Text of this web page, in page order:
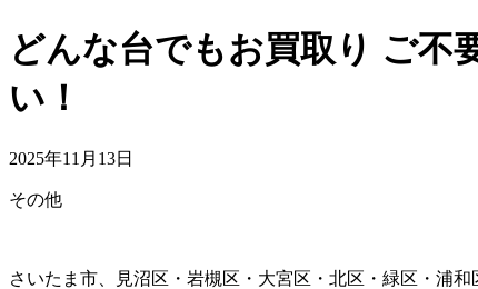
どんな台でもお買取り ご不
い！
2025年11月13日
その他
さいたま市、見沼区・岩槻区・大宮区・北区・緑区・浦